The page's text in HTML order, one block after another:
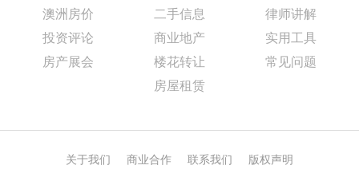
澳洲房价
投资评论
房产展会
二手信息
商业地产
楼花转让
房屋租赁
律师讲解
实用工具
常见问题
关于我们 商业合作 联系我们 版权声明